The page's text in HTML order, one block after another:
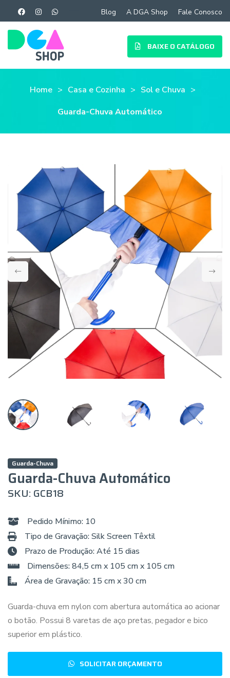
Blog A DGA Shop Fale Conosco
BAIXE O CATÁLOGO
Home Casa e Cozinha
Sol e Chuva
Guarda-Chuva Automático
Guarda-Chuva
Guarda-Chuva Automático
SKU: GCB18
Pedido Mínimo: 10
Tipo de Gravação: Silk Screen Têxtil
Prazo de Produção: Até 15 dias
Dimensões: 84,5 cm x 105 cm x 105 cm
Área de Gravação: 15 cm x 30 cm
Guarda-chuva em nylon com abertura automática ao acionar
o botão. Possui 8 varetas de aço pretas, pegador e bico
superior em plástico.
SOLICITAR ORÇAMENTO